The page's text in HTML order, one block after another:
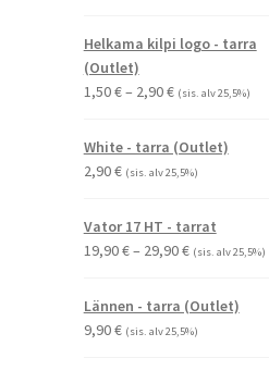
Helkama kilpi logo - tarra
(Outlet)
1,50€– 2,90€Hintaluokka:
-
(sis. alv 25,5%)
White - tarra (Outlet)
2,90€ (sis. alv 25,5%)
Vator 17 HT - tarrat
19,90€– 29,90€Hintaluokka:
-
(sis. alv 25,5%)
Lännen - tarra (Outlet)
9,90€ (sis. alv 25,5%)